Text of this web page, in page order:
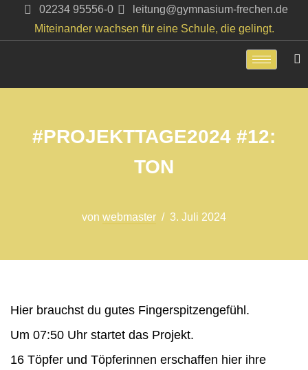
Zum
02234 95556-0
leitung@gymnasium-frechen.de
Miteinander wachsen für eine Schule, die gelingt.
#PROJEKTTAGE2024 #12:
TON
von webmaster 3. Juli 2024
Hier brauchst du gutes Fingerspitzengefühl.
Um 07:50 Uhr startet das Projekt.
16 Töpfer und Töpferinnen erschaffen hier ihre